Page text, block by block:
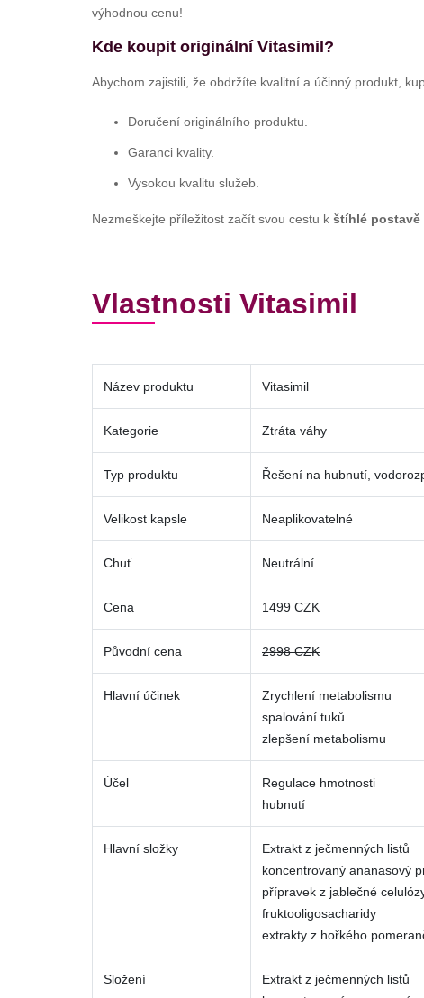
výhodnou cenu!
Kde koupit originální Vitasimil?
Abychom zajistili, že obdržíte kvalitní a účinný produkt,
Doručení originálního produktu.
Garanci kvality.
Vysokou kvalitu služeb.
Nezmeškejte příležitost začít svou cestu k štíhlé postavě
Vlastnosti Vitasimil
Název produktu Vitasimil
Kategorie Ztráta váhy
Typ produktu Řešení na hubnutí,
Velikost kapsle Neaplikovatelné
Chuť Neutrální
Cena 1499 CZK
Původní cena 2998 CZK
Hlavní účinek
Zrychlení metabolismu
spalování tuků
zlepšení metabolismu
Účel
Regulace hmotnosti
hubnutí
Hlavní složky
Extrakt z ječmenných listů
koncentrovaný ananasový
přípravek z jablečné
fruktooligosacharidy
extrakty z hořkého
Složení
Extrakt z ječmenných listů